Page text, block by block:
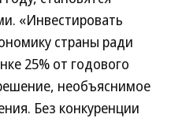
«Инвестировать
страны ради
25% от годового
необъяснимое
Без конкуренции